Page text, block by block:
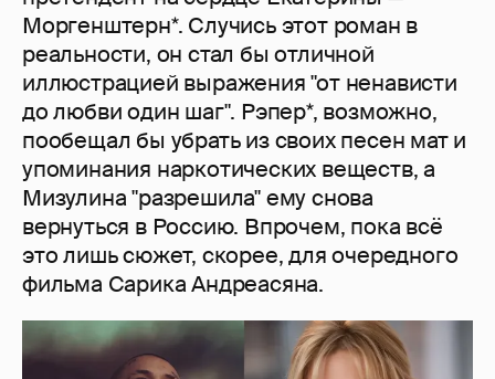
Моргенштерн*. Случись этот роман в
реальности, он стал бы отличной
иллюстрацией выражения "от ненависти
до любви один шаг". Рэпер*, возможно,
пообещал бы убрать из своих песен мат и
упоминания наркотических веществ, а
Мизулина "разрешила" ему снова
вернуться в Россию. Впрочем, пока всё
это лишь сюжет, скорее, для очередного
фильма Сарика Андреасяна.